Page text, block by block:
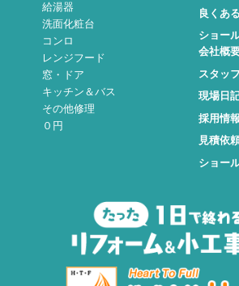
給湯器
洗面化粧台
コンロ
レンジフード
窓・ドア
キッチン＆バス
その他修理
０円
良くあ
ショー
会社概
スタッ
現場日
採用情報
見積依
ショー